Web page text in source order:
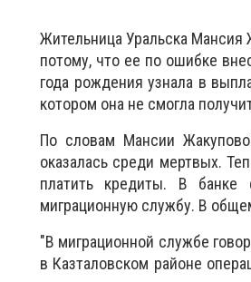
Жительница Уральска Мансия
потому, что ее по ошибке
года рождения узнала в
котором она не смогла
По словам Мансии
оказалась среди мертвых.
платить кредиты. В
миграционную службу. В
"В миграционной службе
в Казталовском районе